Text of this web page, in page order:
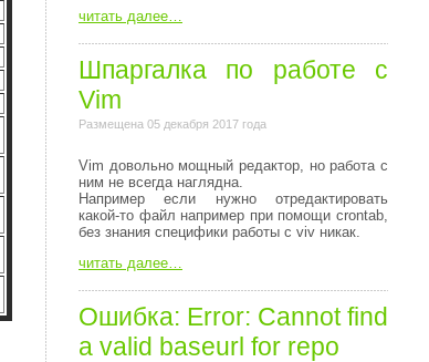
читать далее…
Шпаргалка по работе с
Vim
Размещена 05 декабря 2017 года
Vim довольно мощный редактор, но работа с
ним не всегда наглядна.
Например если нужно отредактировать
какой-то файл например при помощи crontab,
без знания специфики работы с viv никак.
читать далее…
Ошибка: Error: Cannot find
a valid baseurl for repo